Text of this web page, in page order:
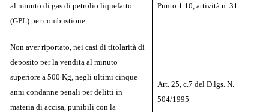
al minuto di gas di petrolio liquefatto
(GPL) per combustione
Punto 1.10, attività n. 31
Non aver riportato, nei casi di titolarità di
deposito per la vendita al minuto
superiore a 500 Kg, negli ultimi cinque
anni condanne penali per delitti in
materia di accisa, punibili con la
Art. 25, c.7 del D.lgs. N.
504/1995